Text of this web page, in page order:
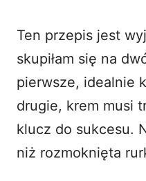
Ten przepis jest
skupiłam się na
pierwsze, idealnie
drugie, krem musi
klucz do sukcesu.
niż rozmoknięta